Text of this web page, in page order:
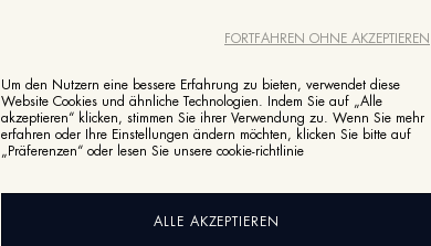
FORTFAHREN OHNE AKZEPTIEREN
Um den Nutzern eine bessere Erfahrung zu bieten, verwendet diese
Website Cookies und ähnliche Technologien. Indem Sie auf „Alle
akzeptieren“ klicken, stimmen Sie ihrer Verwendung zu. Wenn Sie mehr
erfahren oder Ihre Einstellungen ändern möchten, klicken Sie bitte auf
„Präferenzen“ oder lesen Sie unsere cookie-richtlinie
ALLE AKZEPTIEREN